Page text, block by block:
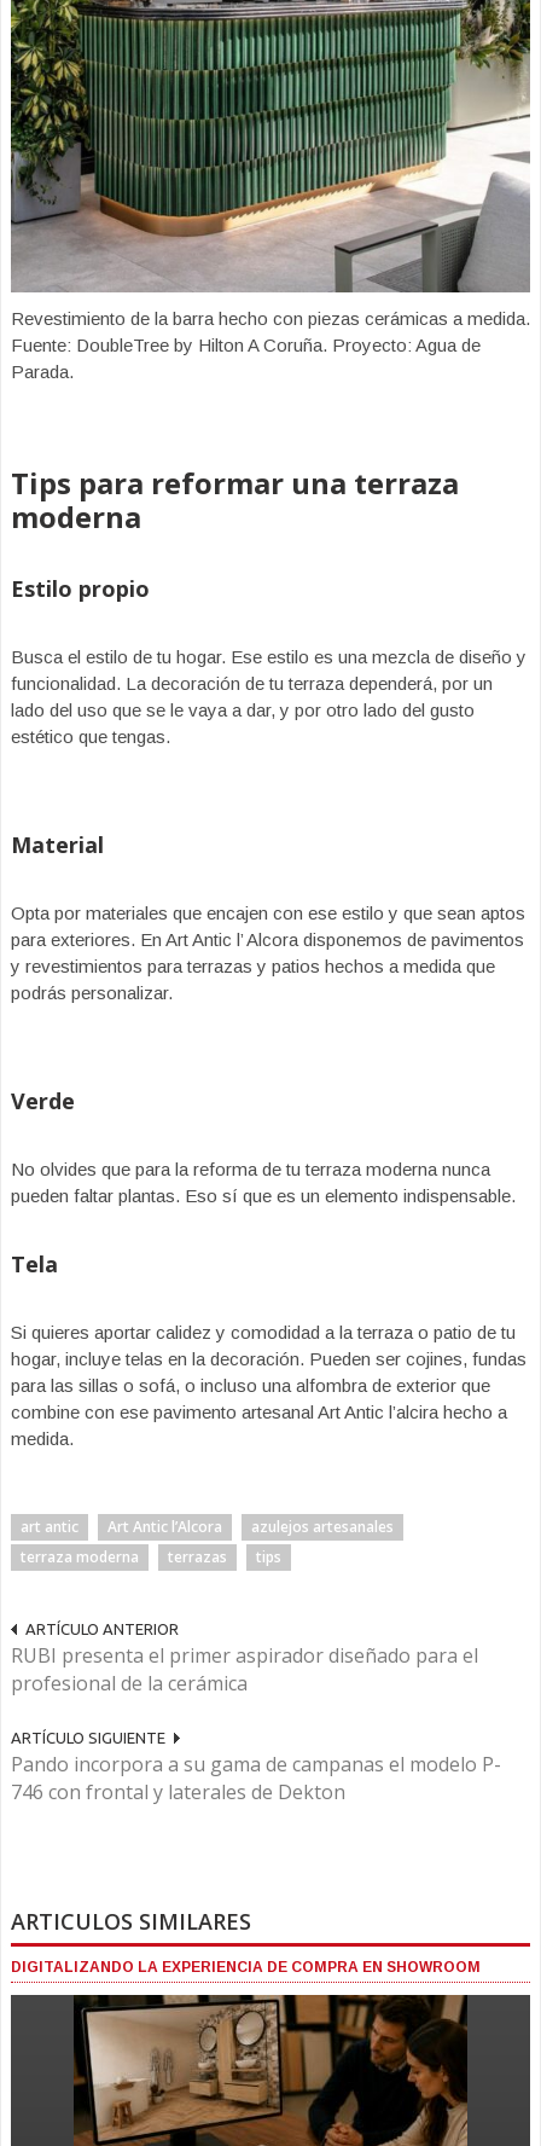
Revestimiento de la barra hecho con piezas cerámicas a medida.
Fuente: DoubleTree by Hilton A Coruña. Proyecto: Agua de
Parada.
Tips para reformar una terraza
moderna
Estilo propio
Busca el estilo de tu hogar. Ese estilo es una mezcla de diseño y
funcionalidad. La decoración de tu terraza dependerá, por un
lado del uso que se le vaya a dar, y por otro lado del gusto
estético que tengas.
Material
Opta por materiales que encajen con ese estilo y que sean aptos
para exteriores. En Art Antic l’ Alcora disponemos de pavimentos
y revestimientos para terrazas y patios hechos a medida que
podrás personalizar.
Verde
No olvides que para la reforma de tu terraza moderna nunca
pueden faltar plantas. Eso sí que es un elemento indispensable.
Tela
Si quieres aportar calidez y comodidad a la terraza o patio de tu
hogar, incluye telas en la decoración. Pueden ser cojines, fundas
para las sillas o sofá, o incluso una alfombra de exterior que
combine con ese pavimento artesanal Art Antic l’alcira hecho a
medida.
art antic Art Antic l’Alcora
azulejos artesanales
terraza moderna
terrazas tips
ARTÍCULO ANTERIOR
RUBI presenta el primer aspirador diseñado para el
profesional de la cerámica
ARTÍCULO SIGUIENTE
Pando incorpora a su gama de campanas el modelo P-
746 con frontal y laterales de Dekton
ARTICULOS SIMILARES
DIGITALIZANDO LA EXPERIENCIA DE COMPRA EN SHOWROOM